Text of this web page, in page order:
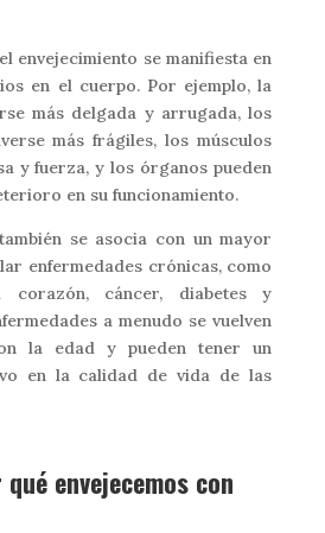
envejecimiento se manifiesta en
en el cuerpo. Por ejemplo, la
más delgada y arrugada, los
más frágiles, los músculos
y fuerza, y los órganos pueden
en su funcionamiento.
se asocia con un mayor
enfermedades crónicas, como
corazón, cáncer, diabetes y
a menudo se vuelven
la edad y pueden tener un
en la calidad de vida de las
envejecemos con